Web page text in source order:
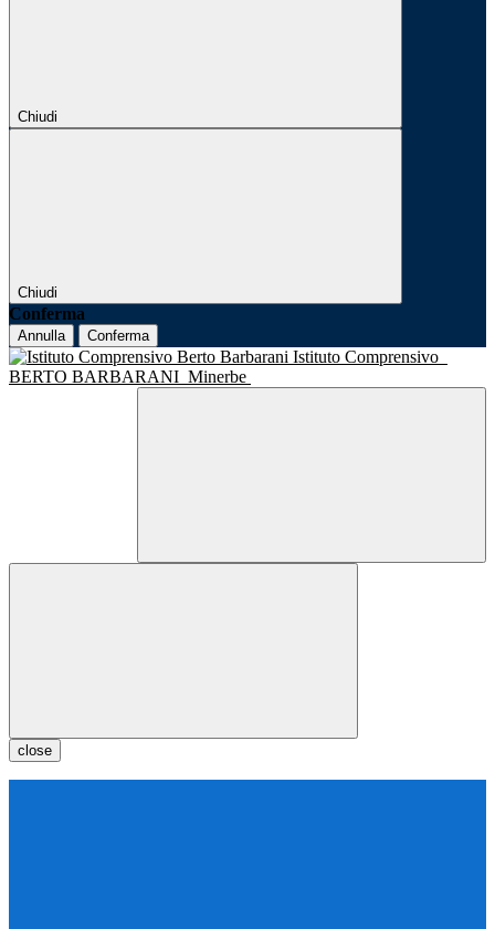
Chiudi
Chiudi
Conferma
Annulla Conferma
Istituto Comprensivo
BERTO BARBARANI Minerbe
close